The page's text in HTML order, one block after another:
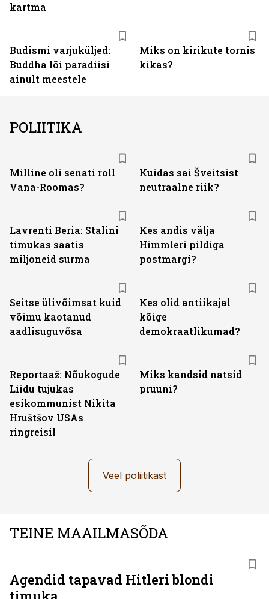
kartma
Budismi varjuküljed:
Buddha lõi paradiisi
ainult meestele
Miks on kirikute tornis
kikas?
POLIITIKA
Milline oli senati roll
Vana-Roomas?
Kuidas sai Šveitsist
neutraalne riik?
Lavrenti Beria: Stalini
timukas saatis
miljoneid surma
Kes andis välja
Himmleri pildiga
postmargi?
Seitse ülivõimsat kuid
võimu kaotanud
aadlisuguvõsa
Kes olid antiikajal
kõige
demokraatlikumad?
Reportaaž: Nõukogude
Liidu tujukas
esikommunist Nikita
Hruštšov USAs
ringreisil
Miks kandsid natsid
pruuni?
Veel poliitikast
TEINE MAAILMASÕDA
Agendid tapavad Hitleri blondi